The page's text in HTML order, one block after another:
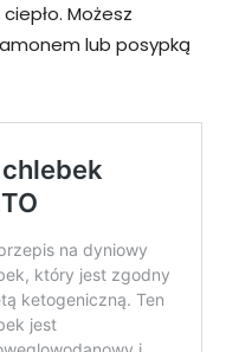
Możesz
lub posypką